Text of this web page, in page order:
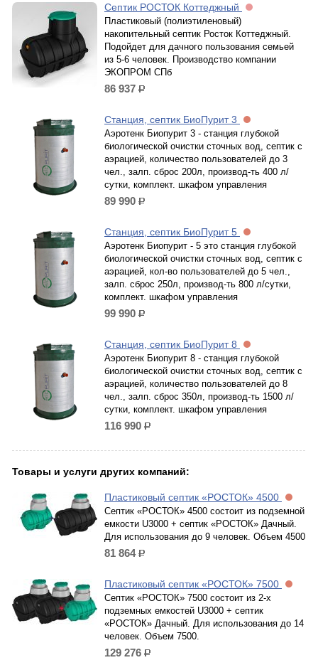
Септик РОСТОК Коттеджный
Пластиковый (полиэтиленовый)
накопительный септик Росток Коттеджный.
Подойдет для дачного пользования семьей
из 5-6 человек. Производство компании
ЭКОПРОМ СПб
86 937 р.
Станция, септик БиоПурит 3
Аэротенк Биопурит 3 - станция глубокой
биологической очистки сточных вод, септик с
аэрацией, количество пользователей до 3
чел., залп. сброс 200л, производ-ть 400 л/
сутки, комплект. шкафом управления
89 990 р.
Станция, септик БиоПурит 5
Аэротенк Биопурит - 5 это станция глубокой
биологической очистки сточных вод, септик с
аэрацией, кол-во пользователей до 5 чел.,
залп. сброс 250л, производ-ть 800 л/сутки,
комплект. шкафом управления
99 990 р.
Станция, септик БиоПурит 8
Аэротенк Биопурит 8 - станция глубокой
биологической очистки сточных вод, септик с
аэрацией, количество пользователей до 8
чел., залп. сброс 350л, производ-ть 1500 л/
сутки, комплект. шкафом управления
116 990 р.
Товары и услуги других компаний:
Пластиковый септик «РОСТОК» 4500
Септик «РОСТОК» 4500 состоит из подземной
емкости U3000 + септик «РОСТОК» Дачный.
Для использования до 9 человек. Объем 4500
81 864р.
Пластиковый септик «РОСТОК» 7500
Септик «РОСТОК» 7500 состоит из 2-х
подземных емкостей U3000 + септик
«РОСТОК» Дачный. Для использования до 14
человек. Объем 7500.
129 276 р.